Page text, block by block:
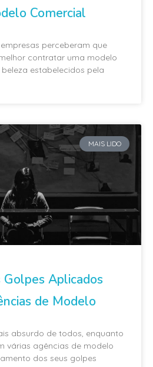
Comercial
perceberam que
contratar uma modelo
estabelecidos pela
MAIS LIDO
Aplicados
de Modelo
absurdo de todos, enquanto
várias agências de modelo
dos seus golpes